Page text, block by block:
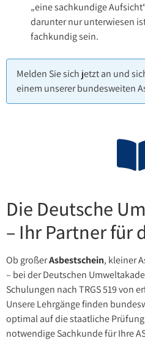
„eine sachkundige
darunter nur unterwiesen
fachkundig sein.
Melden Sie sich jetzt an und
einem unserer bundesweiten
Die Deutsche
– Ihr Partner für
Ob großerAsbestschein, kleiner
– bei der Deutschen
Schulungen nach TRGS 519 von
Unsere Lehrgänge finden
optimal auf die staatliche Prüfung
notwendige Sachkunde für Ihre